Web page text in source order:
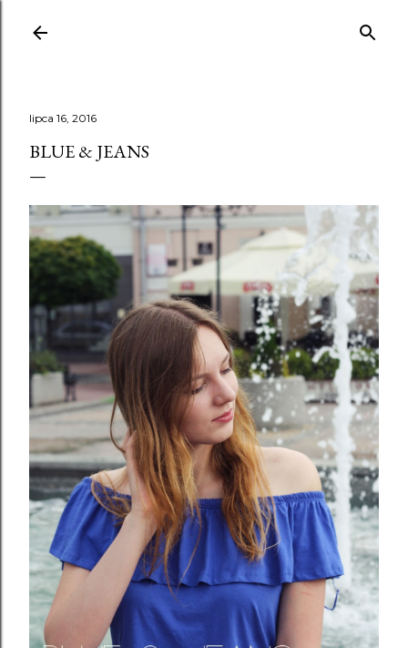
Przejdź do
lipca 16, 2016
BLUE & JEANS